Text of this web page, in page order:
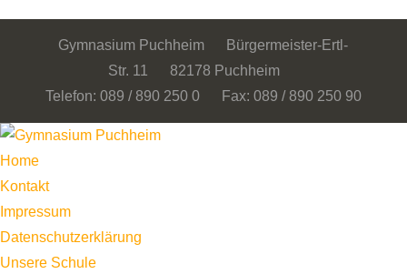
Gymnasium Puchheim Bürgermeister-Ertl-
Str. 11 82178 Puchheim
Telefon: 089 / 890 250 0 Fax: 089 / 890 250 90
Home
Kontakt
Impressum
Datenschutzerklärung
Unsere Schule